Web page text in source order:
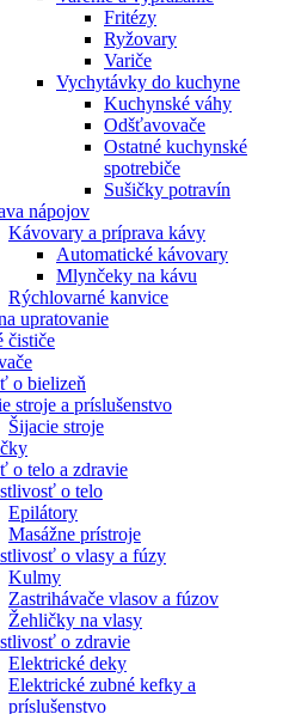
Fritézy
Ryžovary
Variče
Vychytávky do kuchyne
Kuchynské váhy
Odšťavovače
Ostatné kuchynské
spotrebiče
Sušičky potravín
nápojov
Kávovary a príprava kávy
Automatické kávovary
Mlynčeky na kávu
Rýchlovarné kanvice
upratovanie
čističe
o bielizeň
stroje a príslušenstvo
Šijacie stroje
o telo a zdravie
o telo
Epilátory
Masážne prístroje
o vlasy a fúzy
Kulmy
Zastrihávače vlasov a fúzov
Žehličky na vlasy
o zdravie
Elektrické deky
Elektrické zubné kefky a
príslušenstvo